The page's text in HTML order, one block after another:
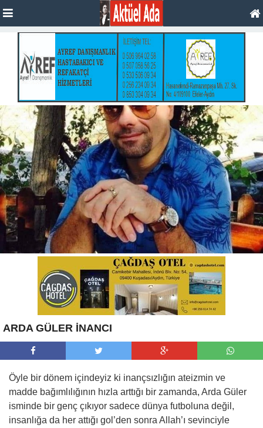
ARDA GÜLER İNANCI
Öyle bir dönem içindeyiz ki inançsızlığın ateizmin ve
madde bağımlılığının hızla arttığı bir zamanda, Arda Güler
isminde bir genç çıkıyor sadece dünya futboluna değil,
insanlığa da her attığı gol’den sonra Allah’ı sevinciyle